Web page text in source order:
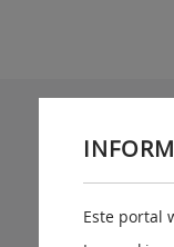
Este portal